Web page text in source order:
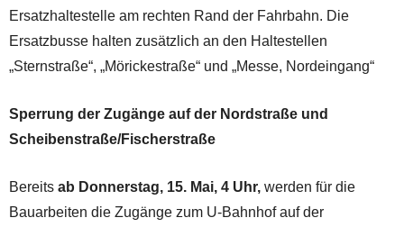
Ersatzhaltestelle am rechten Rand der Fahrbahn. Die
Ersatzbusse halten zusätzlich an den Haltestellen
„Sternstraße“, „Mörickestraße“ und „Messe, Nordeingang“
Sperrung der Zugänge auf der Nordstraße und
Scheibenstraße/Fischerstraße
Bereits ab Donnerstag, 15. Mai, 4 Uhr, werden für die
Bauarbeiten die Zugänge zum U-Bahnhof auf der